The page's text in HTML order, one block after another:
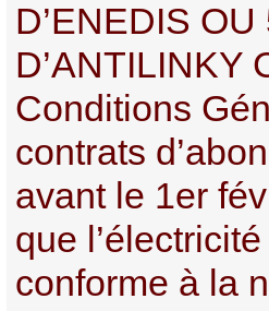
D’ENEDIS
D’ANTILINKY
Conditions
contrats
avant le 1er
que
conforme à la